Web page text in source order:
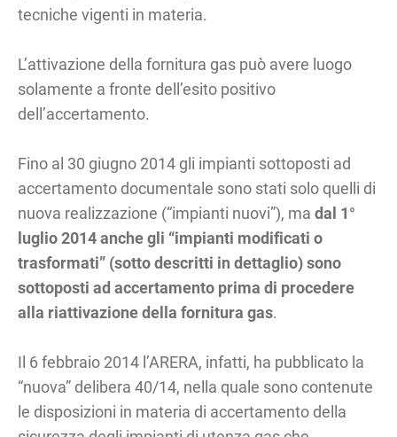
tecniche vigenti in materia.
L’attivazione della fornitura gas può avere luogo
solamente a fronte dell’esito positivo
dell’accertamento.
Fino al 30 giugno 2014 gli impianti sottoposti ad
accertamento documentale sono stati solo quelli di
nuova realizzazione (“impianti nuovi”), madal 1°
luglio 2014 anche gli “impianti modificati o
trasformati” (sotto descritti in dettaglio) sono
sottoposti ad accertamento prima di procedere
alla riattivazione della fornitura gas.
Il 6 febbraio 2014 l’ARERA, infatti, ha pubblicato la
“nuova” delibera 40/14, nella quale sono contenute
le disposizioni in materia di accertamento della